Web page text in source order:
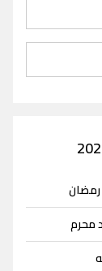
محرم